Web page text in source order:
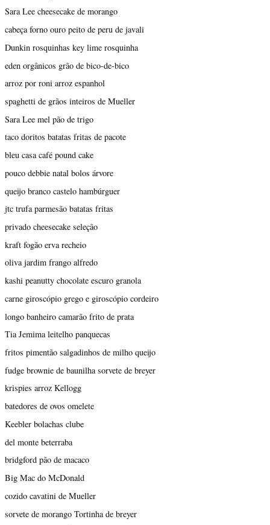
Sara Lee cheesecake de morango
cabeça forno ouro peito de peru de javali
Dunkin rosquinhas key lime rosquinha
eden orgânicos grão de bico-de-bico
arroz por roni arroz espanhol
spaghetti de grãos inteiros de Mueller
Sara Lee mel pão de trigo
taco doritos batatas fritas de pacote
bleu casa café pound cake
pouco debbie natal bolos árvore
queijo branco castelo hambúrguer
jtc trufa parmesão batatas fritas
privado cheesecake seleção
kraft fogão erva recheio
oliva jardim frango alfredo
kashi peanutty chocolate escuro granola
carne giroscópio grego e giroscópio cordeiro
longo banheiro camarão frito de prata
Tia Jemima leitelho panquecas
fritos pimentão salgadinhos de milho queijo
fudge brownie de baunilha sorvete de breyer
krispies arroz Kellogg
batedores de ovos omelete
Keebler bolachas clube
del monte beterraba
bridgford pão de macaco
Big Mac do McDonald
cozido cavatini de Mueller
sorvete de morango Tortinha de breyer